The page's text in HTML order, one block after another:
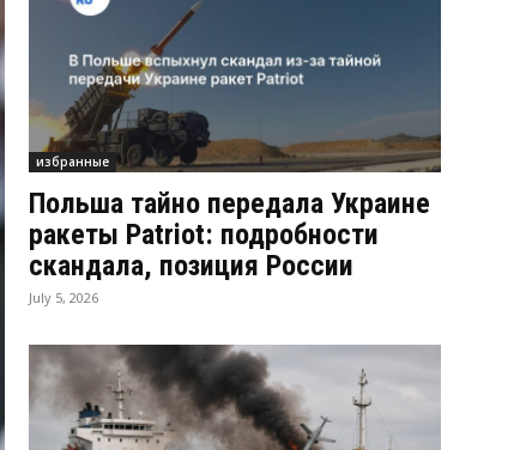
избранные
Польша тайно передала Украине
ракеты Patriot: подробности
скандала, позиция России
July 5, 2026